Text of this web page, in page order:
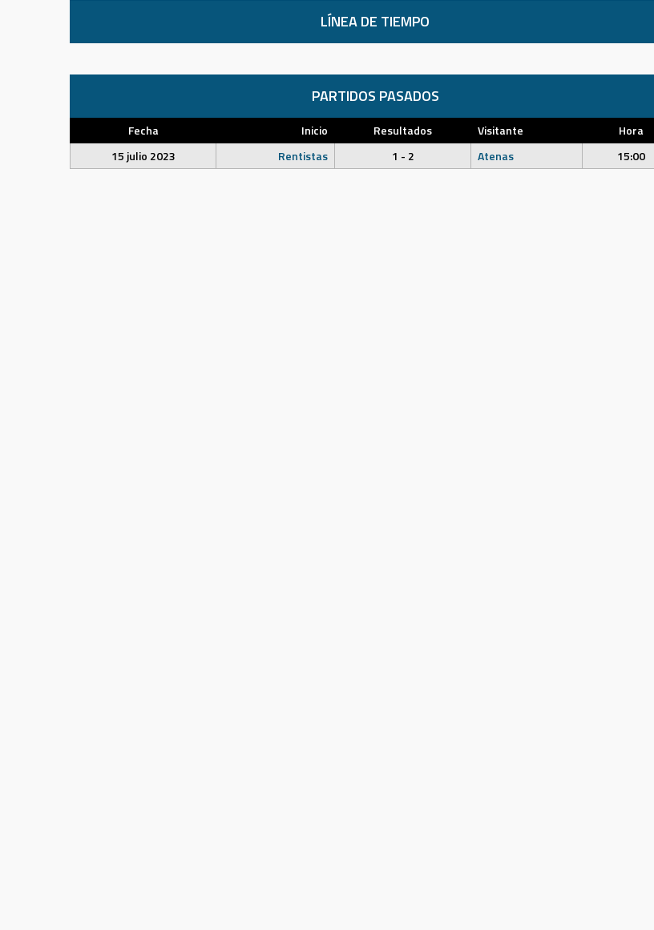
LÍNEA DE TIEMPO
PARTIDOS PASADOS
Fecha Inicio Resultados Visitante
Hora
15 julio 2023
Rentistas 1 - 2 Atenas 15:00